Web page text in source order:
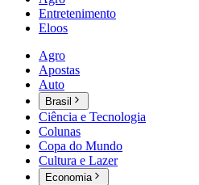
Entretenimento
Eloos
Agro
Apostas
Auto
Brasil
Ciência e Tecnologia
Colunas
Copa do Mundo
Cultura e Lazer
Economia